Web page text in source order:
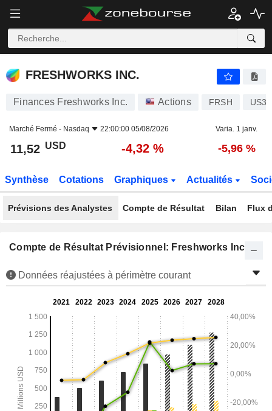
FRESHWORKS INC.
FRESHWORKS INC.
Finances Freshworks Inc. Actions FRSH
Marché Fermé - Nasdaq 22:00:00 05/08/2026 Varia. 1 janv.
11,52 USD -4,32 % -5,96 %
Synthèse Cotations Graphiques Actualités
Prévisions des Analystes Compte de Résultat Bilan Flux
Compte de Résultat Prévisionnel: Freshworks Inc.
Données réajustées à périmètre courant